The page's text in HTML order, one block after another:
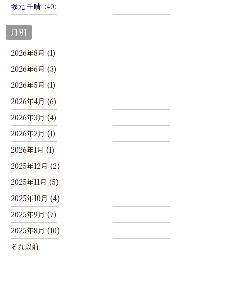
塚元 千晴 （40）
月別
2026年8月 (1)
2026年6月 (3)
2026年5月 (1)
2026年4月 (6)
2026年3月 (4)
2026年2月 (1)
2026年1月 (1)
2025年12月 (2)
2025年11月 (5)
2025年10月 (4)
2025年9月 (7)
2025年8月 (10)
それ以前